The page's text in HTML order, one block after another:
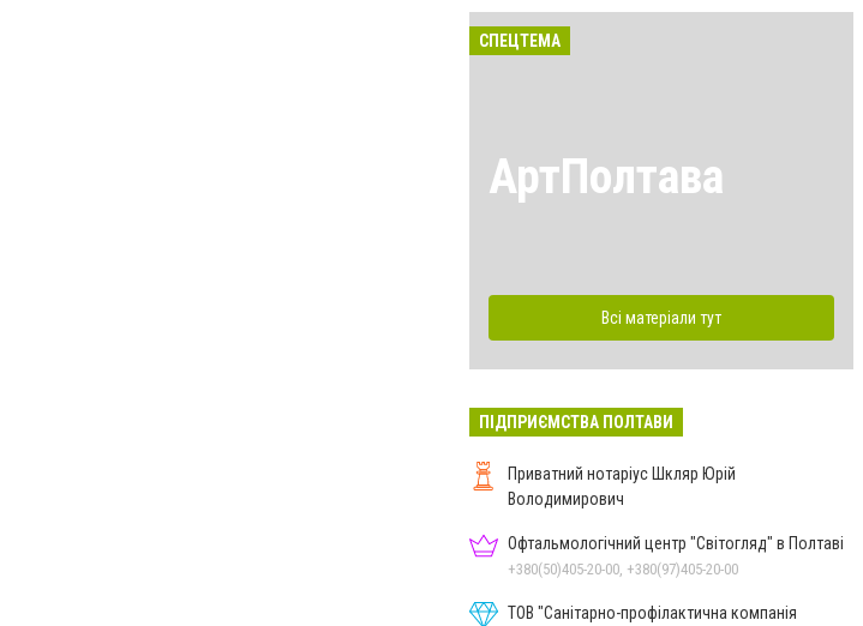
СПЕЦТЕМА
АртПолтава
Всі матеріали тут
ПІДПРИЄМСТВА ПОЛТАВИ
Приватний нотаріус Шкляр Юрій
Володимирович
Офтальмологічний центр "Світогляд" в Полтаві
+380(50)405-20-00, +380(97)405-20-00
ТОВ "Санітарно-профілактична компанія